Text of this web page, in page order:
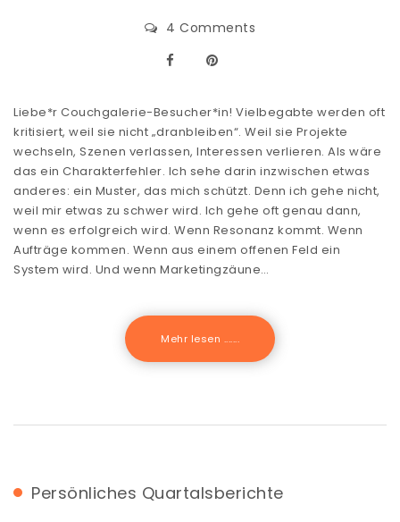
4 Comments
Liebe*r Couchgalerie-Besucher*in! Vielbegabte werden oft
kritisiert, weil sie nicht „dranbleiben“. Weil sie Projekte
wechseln, Szenen verlassen, Interessen verlieren. Als wäre
das ein Charakterfehler. Ich sehe darin inzwischen etwas
anderes: ein Muster, das mich schützt. Denn ich gehe nicht,
weil mir etwas zu schwer wird. Ich gehe oft genau dann,
wenn es erfolgreich wird. Wenn Resonanz kommt. Wenn
Aufträge kommen. Wenn aus einem offenen Feld ein
System wird. Und wenn Marketingzäune…
Mehr lesen .......
Persönliches Quartalsberichte